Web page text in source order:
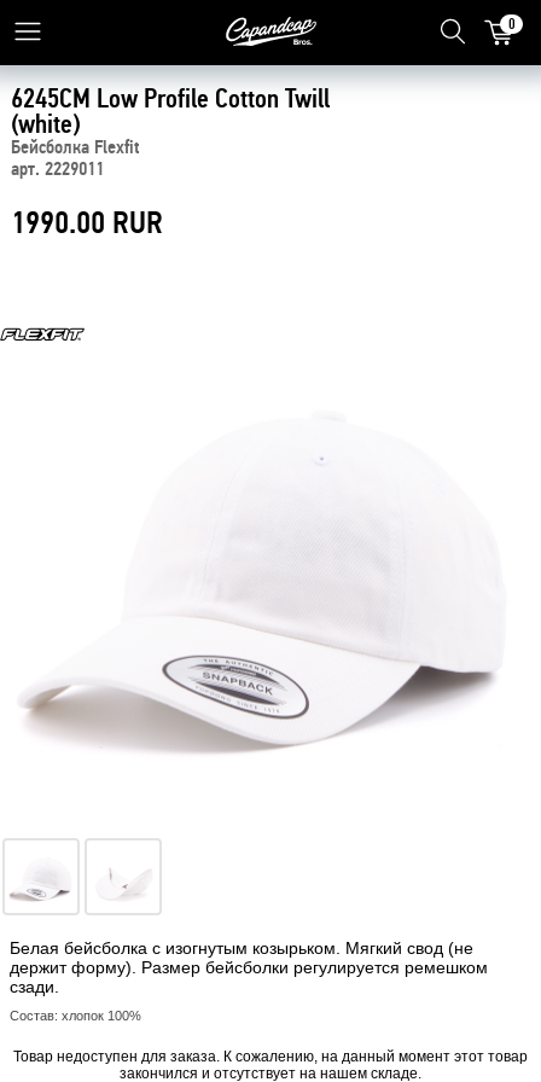
0
6245CM Low Profile Cotton Twill
(white)
Бейсболка Flexfit
арт. 2229011
Белая бейсболка с изогнутым козырьком. Мягкий свод (не
держит форму). Размер бейсболки регулируется ремешком
сзади.
Состав: хлопок 100%
Товар недоступен для заказа. К сожалению, на данный момент этот товар
закончился и отсутствует на нашем складе.